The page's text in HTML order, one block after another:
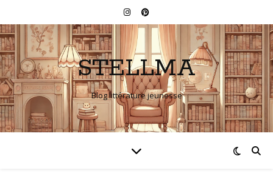
STELLMA
Blog littérature jeunesse